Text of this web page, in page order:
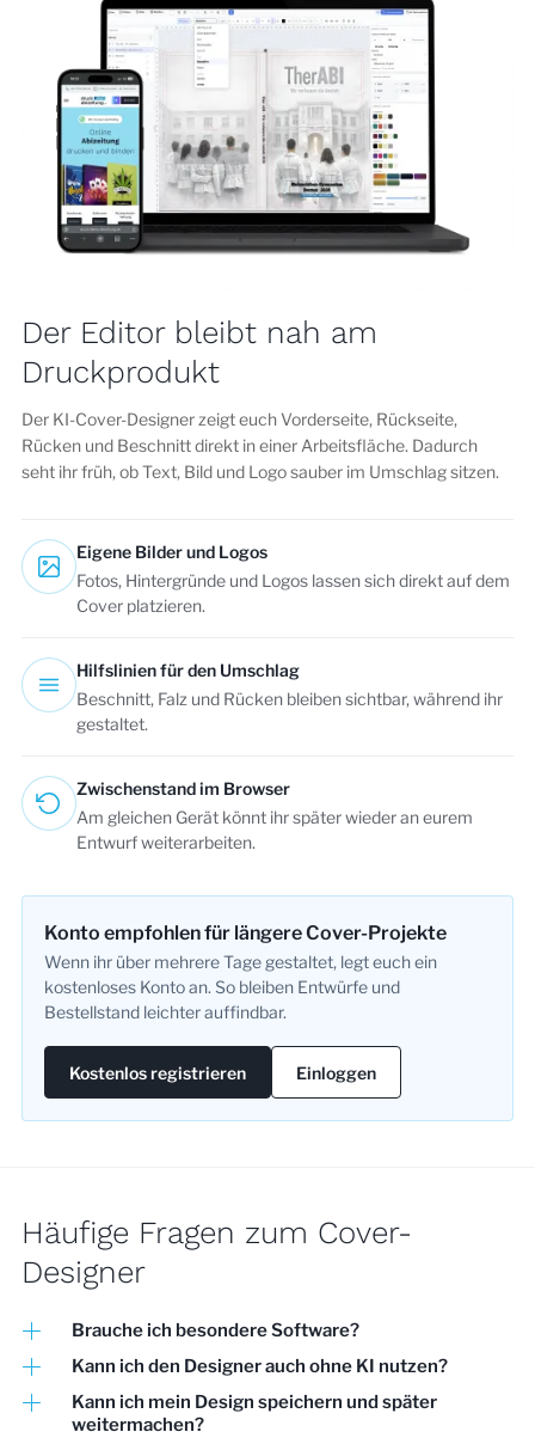
Der Editor bleibt nah am
Druckprodukt
Der KI-Cover-Designer zeigt euch Vorderseite, Rückseite,
Rücken und Beschnitt direkt in einer Arbeitsfläche. Dadurch
seht ihr früh, ob Text, Bild und Logo sauber im Umschlag sitzen.
Eigene Bilder und Logos
Fotos, Hintergründe und Logos lassen sich direkt auf dem
Cover platzieren.
Hilfslinien für den Umschlag
Beschnitt, Falz und Rücken bleiben sichtbar, während ihr
gestaltet.
Zwischenstand im Browser
Am gleichen Gerät könnt ihr später wieder an eurem
Entwurf weiterarbeiten.
Konto empfohlen für längere Cover-Projekte
Wenn ihr über mehrere Tage gestaltet, legt euch ein
kostenloses Konto an. So bleiben Entwürfe und
Bestellstand leichter auffindbar.
Kostenlos registrieren Einloggen
Häufige Fragen zum Cover-
Designer
Brauche ich besondere Software?
Kann ich den Designer auch ohne KI nutzen?
Kann ich mein Design speichern und später
weitermachen?